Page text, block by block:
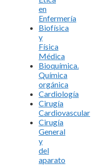
en
Enfermería
Biofísica
y
Física
Médica
Bioquímica.
Química
orgánica
Cardiología
Cirugía
Cardiovascular
Cirugía
General
y
del
aparato